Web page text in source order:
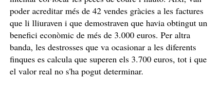
poder acreditar més de 42 vendes gràcies a les factures
que li lliuraven i que demostraven que havia obtingut un
benefici econòmic de més de 3.000 euros. Per altra
banda, les destrosses que va ocasionar a les diferents
finques es calcula que superen els 3.700 euros, tot i que
el valor real no s'ha pogut determinar.